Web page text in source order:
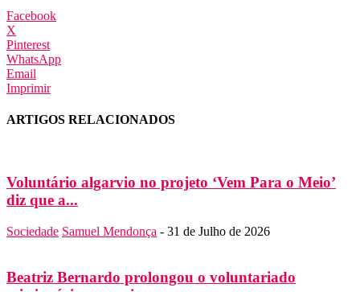
Facebook
X
Pinterest
WhatsApp
Email
Imprimir
ARTIGOS RELACIONADOS
Voluntário algarvio no projeto ‘Vem Para o Meio’
diz que a...
Sociedade Samuel Mendonça - 31 de Julho de 2026
Beatriz Bernardo prolongou o voluntariado